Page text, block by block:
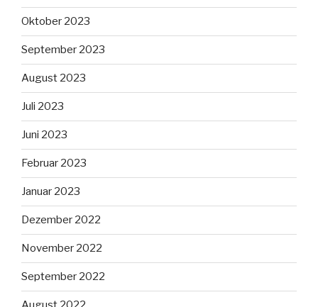
Oktober 2023
September 2023
August 2023
Juli 2023
Juni 2023
Februar 2023
Januar 2023
Dezember 2022
November 2022
September 2022